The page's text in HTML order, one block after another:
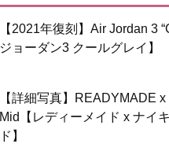
【2021年復刻】Air Jordan 3
ジョーダン3 クールグレイ】
【詳細写真】READYMADE
Mid【レディーメイド x ナイ
ド】